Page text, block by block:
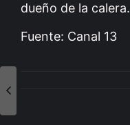
dueño de la calera.
Fuente: Canal 13